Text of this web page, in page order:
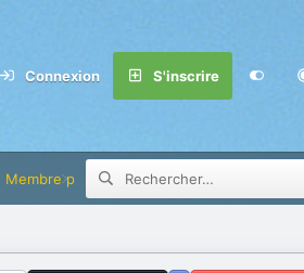
Connexion S'inscrire
Membre privilège